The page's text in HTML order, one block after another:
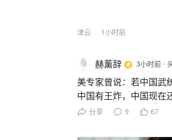
津云 1小时前
赫薰辞 3小时前 ·
美专家曾说：若中国武
中国有王炸，中国现在
破脸的时候，分批抛售
尔大学教授普拉萨德也
分享 9 67